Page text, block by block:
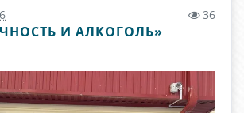
36
И АЛКОГОЛЬ»